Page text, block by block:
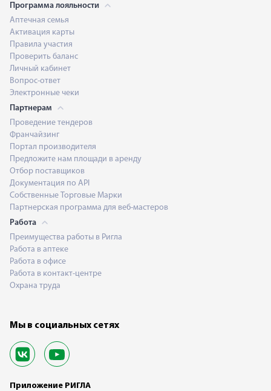
Программа лояльности
Аптечная семья
Активация карты
Правила участия
Проверить баланс
Личный кабинет
Вопрос-ответ
Электронные чеки
Партнерам
Проведение тендеров
Франчайзинг
Портал производителя
Предложите нам площади в аренду
Отбор поставщиков
Документация по API
Собственные Торговые Марки
Партнерская программа для веб-мастеров
Работа
Преимущества работы в Ригла
Работа в аптеке
Работа в офисе
Работа в контакт-центре
Охрана труда
Мы в социальных сетях
Приложение РИГЛА